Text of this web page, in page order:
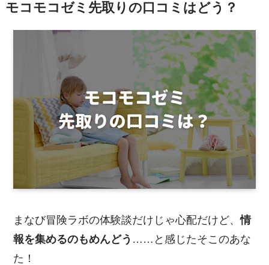
モコモコゼミ先取りの口コミはどう？
まなび冒険ラボの体験談だけじゃ心配だけど、情
報を集めるのもめんどう ……と感じたそこのあな
た！